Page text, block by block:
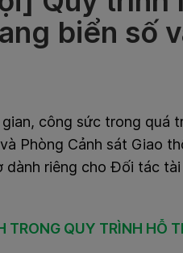
biển số
công sức trong quá
Phòng Cảnh sát Giao
dành riêng cho Đối tác tài
TRONG QUY TRÌNH HỖ